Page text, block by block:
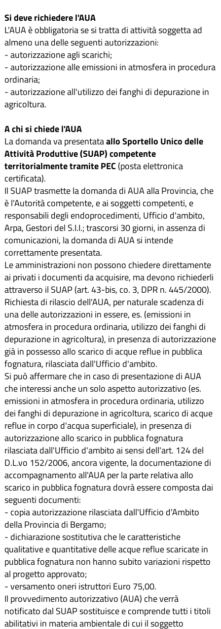
Si deve richiedere l'AUA
L'AUA è obbligatoria se si tratta di attività soggetta ad
almeno una delle seguenti autorizzazioni:
- autorizzazione agli scarichi;
- autorizzazione alle emissioni in atmosfera in procedura
ordinaria;
- autorizzazione all'utilizzo dei fanghi di depurazione in
agricoltura.
A chi si chiede l'AUA
La domanda va presentataallo Sportello Unico delle
Attività Produttive (SUAP) competente
territorialmente tramite PEC (posta elettronica
certificata).
Il SUAP trasmette la domanda di AUA alla Provincia, che
è l'Autorità competente, e ai soggetti competenti, e
responsabili degli endoprocedimenti, Ufficio d'ambito,
Arpa, Gestori del S.I.I.; trascorsi 30 giorni, in assenza di
comunicazioni, la domanda di AUA si intende
correttamente presentata.
Le amministrazioni non possono chiedere direttamente
ai privati i documenti da acquisire, ma devono richiederli
attraverso il SUAP (art. 43-bis, co. 3, DPR n. 445/2000).
Richiesta di rilascio dell'AUA, per naturale scadenza di
una delle autorizzazioni in essere, es. (emissioni in
atmosfera in procedura ordinaria, utilizzo dei fanghi di
depurazione in agricoltura), in presenza di autorizzazione
già in possesso allo scarico di acque reflue in pubblica
fognatura, rilasciata dall'Ufficio d'ambito.
Si può affermare che in caso di presentazione di AUA
che interessi anche un solo aspetto autorizzativo (es.
emissioni in atmosfera in procedura ordinaria, utilizzo
dei fanghi di depurazione in agricoltura, scarico di acque
reflue in corpo d'acqua superficiale), in presenza di
autorizzazione allo scarico in pubblica fognatura
rilasciata dall'Ufficio d'ambito ai sensi dell'art. 124 del
D.L.vo 152/2006, ancora vigente, la documentazione di
accompagnamento all'AUA per la parte relativa allo
scarico in pubblica fognatura dovrà essere composta dai
seguenti documenti:
- copia autorizzazione rilasciata dall'Ufficio d'Ambito
della Provincia di Bergamo;
- dichiarazione sostitutiva che le caratteristiche
qualitative e quantitative delle acque reflue scaricate in
pubblica fognatura non hanno subito variazioni rispetto
al progetto approvato;
- versamento oneri istruttori Euro 75,00.
Il provvedimento autorizzativo (AUA) che verrà
notificato dal SUAP sostituisce e comprende tutti i titoli
abilitativi in materia ambientale di cui il soggetto